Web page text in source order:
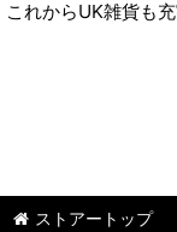
これからUK雑貨も
ストアートップ